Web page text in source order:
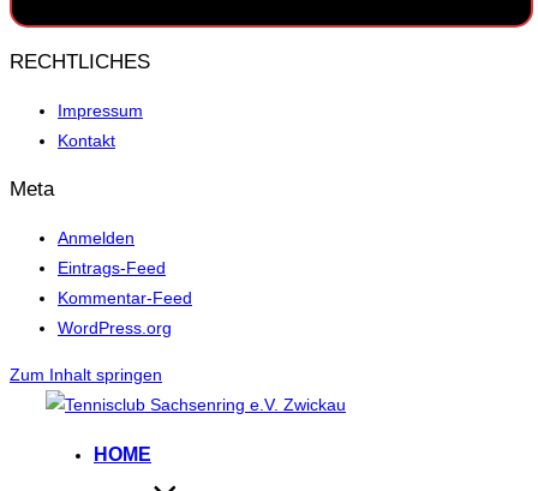
RECHTLICHES
Impressum
Kontakt
Meta
Anmelden
Eintrags-Feed
Kommentar-Feed
WordPress.org
Zum Inhalt springen
HOME